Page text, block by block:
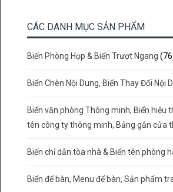
CÁC DANH MỤC SẢN PHẨM
Biển Phòng Họp & Biển Trượt Ngang
Biển Chèn Nội Dung, Biển Thay Đổi Nội
Biển văn phòng Thông minh, Biển hiệu
tên công ty thông minh, Bảng gắn cửa
Biển chỉ dẫn tòa nhà & Biển tên phòng
Biển để bàn, Menu để bàn, Sản phẩm